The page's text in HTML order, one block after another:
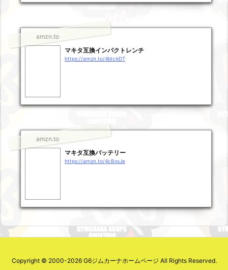
amzn.to
マキタ互換インパクトレンチ
https://amzn.to/4btckDT
amzn.to
マキタ互換バッテリー
https://amzn.to/4cBxsJe
Copyright © 2000-2026 G6ジムカーナホームページ All Rights Reserved.